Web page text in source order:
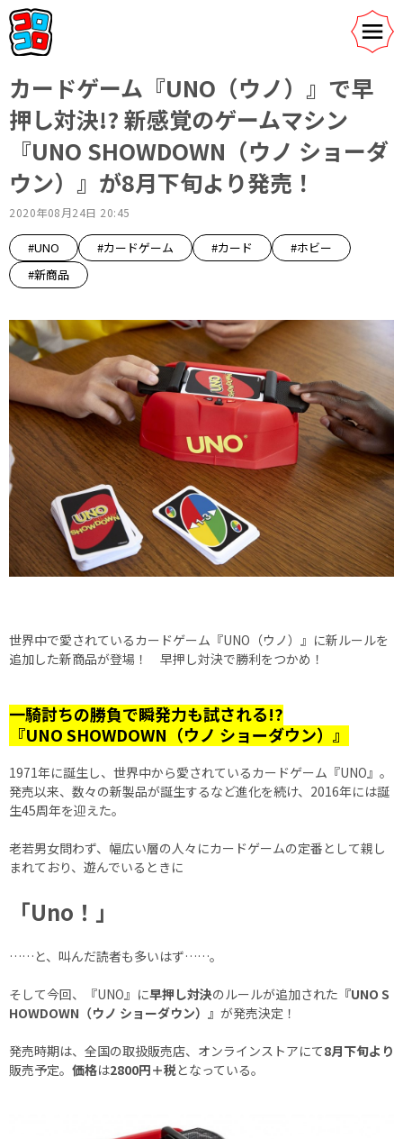
カードゲーム『UNO（ウノ）』で早
押し対決!? 新感覚のゲームマシン
『UNO SHOWDOWN（ウノ ショーダ
ウン）』が8月下旬より発売！
2020年08月24日 20:45
#UNO #カードゲーム #カード
#ホビー
#新商品
世界中で愛されているカードゲーム『UNO（ウノ）』に新ルールを
追加した新商品が登場！ 早押し対決で勝利をつかめ！
一騎討ちの勝負で瞬発力も試される!?
『UNO SHOWDOWN（ウノ ショーダウン）』
1971年に誕生し、世界中から愛されているカードゲーム『UNO』。
発売以来、数々の新製品が誕生するなど進化を続け、2016年には誕
生45周年を迎えた。
老若男女問わず、幅広い層の人々にカードゲームの定番として親し
まれており、遊んでいるときに
「Uno！」
……と、叫んだ読者も多いはず……。
そして今回、『UNO』に早押し対決のルールが追加された 『UNO S
HOWDOWN（ウノ ショーダウン）』 が発売決定！
発売時期は、全国の取扱販売店、オンラインストアにて8月下旬より
販売予定。 価格は2800円＋税となっている。